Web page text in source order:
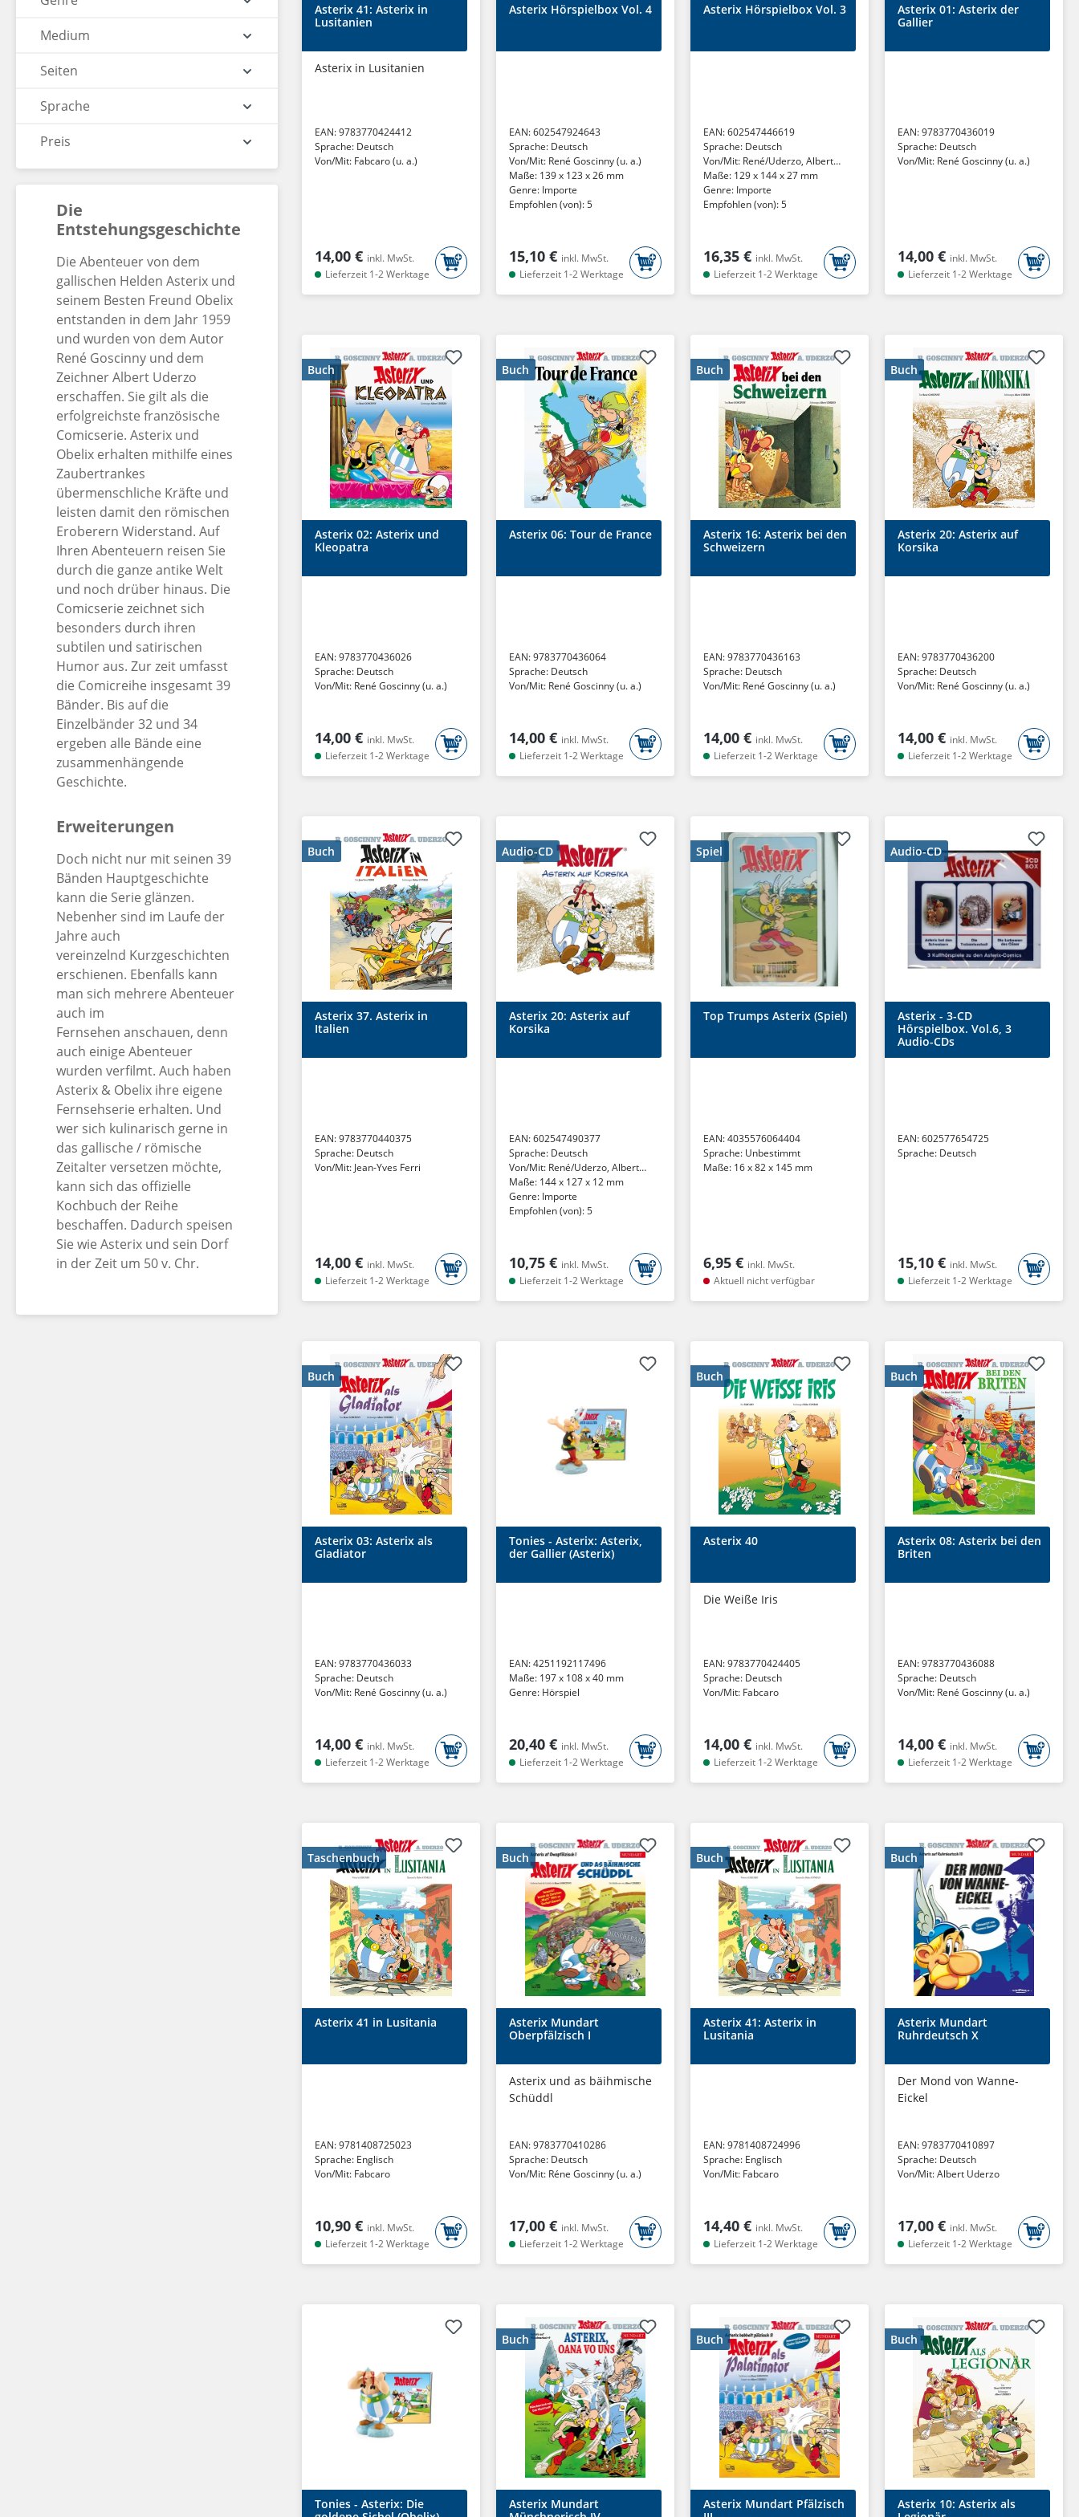
Medium
Seiten
Sprache
Preis
Die
Entstehungsgeschichte
Die Abenteuer von dem
gallischen Helden Asterix und
seinem Besten Freund Obelix
entstanden in dem Jahr 1959
und wurden von dem Autor
René Goscinny und dem
Zeichner Albert Uderzo
erschaffen. Sie gilt als die
erfolgreichste französische
Comicserie. Asterix und
Obelix erhalten mithilfe eines
Zaubertrankes
übermenschliche Kräfte und
leisten damit den römischen
Eroberern Widerstand. Auf
Ihren Abenteuern reisen Sie
durch die ganze antike Welt
und noch drüber hinaus. Die
Comicserie zeichnet sich
besonders durch ihren
subtilen und satirischen
Humor aus. Zur zeit umfasst
die Comicreihe insgesamt39
Bänder. Bis auf die
Einzelbänder 32 und 34
ergeben alle Bände eine
zusammenhängende
Geschichte.
Erweiterungen
Doch nicht nur mit seinen 39
Bänden Hauptgeschichte
kann die Serie glänzen.
Nebenher sind im Laufe der
Jahre auch
vereinzelnd Kurzgeschichten
erschienen. Ebenfalls kann
man sich mehrere Abenteuer
auch im
Fernsehen anschauen, denn
auch einige Abenteuer
wurden verfilmt. Auch haben
Asterix & Obelix ihre eigene
Fernsehserie erhalten. Und
wer sich kulinarisch gerne in
das gallische / römische
Zeitalter versetzen möchte,
kann sich das offizielle
Kochbuch der Reihe
beschaffen. Dadurch speisen
Sie wie Asterix und sein Dorf
in der Zeit um 50 v. Chr.
Asterix 41: Asterix in
Lusitanien
Asterix in Lusitanien
EAN:9783770424412
Sprache: Deutsch
Von/Mit: Fabcaro (u. a.)
14,00 € inkl. MwSt.
Lieferzeit 1-2 Werktage
Asterix Hörspielbox Vol. 4
EAN:602547924643
Sprache: Deutsch
Von/Mit: René Goscinny (u. a.)
Maße: 139 x 123 x 26 mm
Genre: Importe
Empfohlen (von):5
15,10 € inkl. MwSt.
Lieferzeit 1-2 Werktage
Asterix Hörspielbox Vol. 3
EAN:602547446619
Sprache: Deutsch
Von/Mit: René/Uderzo, Albert
Goscinny
Maße: 129 x 144 x 27 mm
Genre: Importe
Empfohlen (von):5
16,35 € inkl. MwSt.
Lieferzeit 1-2 Werktage
Asterix 01: Asterix der
Gallier
EAN:9783770436019
Sprache: Deutsch
Von/Mit: René Goscinny (u. a.)
14,00 € inkl. MwSt.
Lieferzeit 1-2 Werktage
Buch
Asterix 02: Asterix und
Kleopatra
EAN:9783770436026
Sprache: Deutsch
Von/Mit: René Goscinny (u. a.)
14,00 € inkl. MwSt.
Lieferzeit 1-2 Werktage
Buch
Asterix 06: Tour de France
EAN:9783770436064
Sprache: Deutsch
Von/Mit: René Goscinny (u. a.)
14,00 € inkl. MwSt.
Lieferzeit 1-2 Werktage
Buch
Asterix 16: Asterix bei den
Schweizern
EAN:9783770436163
Sprache: Deutsch
Von/Mit: René Goscinny (u. a.)
14,00 € inkl. MwSt.
Lieferzeit 1-2 Werktage
Buch
Asterix 20: Asterix auf
Korsika
EAN:9783770436200
Sprache: Deutsch
Von/Mit: René Goscinny (u. a.)
14,00 € inkl. MwSt.
Lieferzeit 1-2 Werktage
Buch
Asterix 37. Asterix in
Italien
EAN:9783770440375
Sprache: Deutsch
Von/Mit: Jean-Yves Ferri
14,00 € inkl. MwSt.
Lieferzeit 1-2 Werktage
Audio-CD
Asterix 20: Asterix auf
Korsika
EAN:602547490377
Sprache: Deutsch
Von/Mit: René/Uderzo, Albert
Goscinny
Maße: 144 x 127 x 12 mm
Genre: Importe
Empfohlen (von):5
10,75 € inkl. MwSt.
Lieferzeit 1-2 Werktage
Spiel
Top Trumps Asterix (Spiel)
EAN:4035576064404
Sprache: Unbestimmt
Maße: 16 x 82 x 145 mm
6,95 € inkl. MwSt.
Aktuell nicht verfügbar
Audio-CD
Asterix - 3-CD
Hörspielbox. Vol.6, 3
Audio-CDs
EAN:602577654725
Sprache: Deutsch
15,10 € inkl. MwSt.
Lieferzeit 1-2 Werktage
Buch
Asterix 03: Asterix als
Gladiator
EAN:9783770436033
Sprache: Deutsch
Von/Mit: René Goscinny (u. a.)
14,00 € inkl. MwSt.
Lieferzeit 1-2 Werktage
Tonies - Asterix: Asterix,
der Gallier (Asterix)
EAN:4251192117496
Maße: 197 x 108 x 40 mm
Genre: Hörspiel
20,40 € inkl. MwSt.
Lieferzeit 1-2 Werktage
Buch
Asterix 40
Die Weiße Iris
EAN:9783770424405
Sprache: Deutsch
Von/Mit: Fabcaro
14,00 € inkl. MwSt.
Lieferzeit 1-2 Werktage
Buch
Asterix 08: Asterix bei den
Briten
EAN:9783770436088
Sprache: Deutsch
Von/Mit: René Goscinny (u. a.)
14,00 € inkl. MwSt.
Lieferzeit 1-2 Werktage
Taschenbuch
Asterix 41 in Lusitania
EAN:9781408725023
Sprache: Englisch
Von/Mit: Fabcaro
10,90 € inkl. MwSt.
Lieferzeit 1-2 Werktage
Buch
Asterix Mundart
Oberpfälzisch I
Asterix und as bäihmische
Schüddl
EAN:9783770410286
Sprache: Deutsch
Von/Mit: Réne Goscinny (u. a.)
17,00 € inkl. MwSt.
Lieferzeit 1-2 Werktage
Buch
Asterix 41: Asterix in
Lusitania
EAN:9781408724996
Sprache: Englisch
Von/Mit: Fabcaro
14,40 € inkl. MwSt.
Lieferzeit 1-2 Werktage
Buch
Asterix Mundart
Ruhrdeutsch X
Der Mond von Wanne-
Eickel
EAN:9783770410897
Sprache: Deutsch
Von/Mit:Albert Uderzo
17,00 € inkl. MwSt.
Lieferzeit 1-2 Werktage
Tonies - Asterix: Die
Buch
Asterix Mundart
Buch
Asterix Mundart Pfälzisch
Buch
Asterix 10: Asterix als